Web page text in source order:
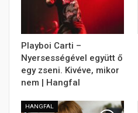
Playboi Carti –
Nyersességével együtt ő
egy zseni. Kivéve, mikor
nem | Hangfal
HANGFAL